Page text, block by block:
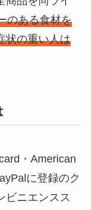
のある食材を
状の重い人は
・American
に登録のク
ビニエンスス